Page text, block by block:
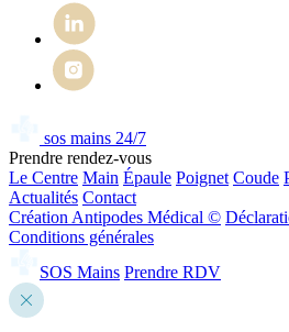
sos mains 24/7
Prendre rendez-vous
Le Centre Main Épaule Poignet Coude
Actualités Contact
Création Antipodes Médical ©
Conditions générales
SOS Mains Prendre RDV